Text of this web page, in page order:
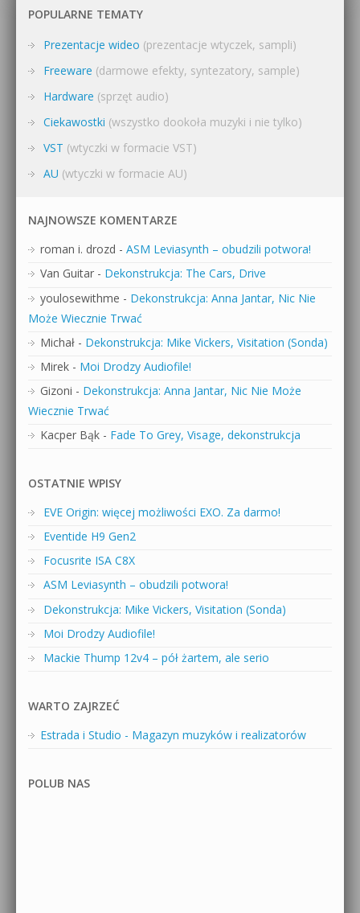
POPULARNE TEMATY
Prezentacje wideo (prezentacje wtyczek, sampli)
Freeware (darmowe efekty, syntezatory, sample)
Hardware (sprzęt audio)
Ciekawostki (wszystko dookoła muzyki i nie tylko)
VST (wtyczki w formacie VST)
AU (wtyczki w formacie AU)
NAJNOWSZE KOMENTARZE
roman i. drozd - ASM Leviasynth – obudzili potwora!
Van Guitar - Dekonstrukcja: The Cars, Drive
youlosewithme - Dekonstrukcja: Anna Jantar, Nic Nie
Może Wiecznie Trwać
Michał - Dekonstrukcja: Mike Vickers, Visitation (Sonda)
Mirek - Moi Drodzy Audiofile!
Gizoni - Dekonstrukcja: Anna Jantar, Nic Nie Może
Wiecznie Trwać
Kacper Bąk - Fade To Grey, Visage, dekonstrukcja
OSTATNIE WPISY
EVE Origin: więcej możliwości EXO. Za darmo!
Eventide H9 Gen2
Focusrite ISA C8X
ASM Leviasynth – obudzili potwora!
Dekonstrukcja: Mike Vickers, Visitation (Sonda)
Moi Drodzy Audiofile!
Mackie Thump 12v4 – pół żartem, ale serio
WARTO ZAJRZEĆ
Estrada i Studio - Magazyn muzyków i realizatorów
POLUB NAS